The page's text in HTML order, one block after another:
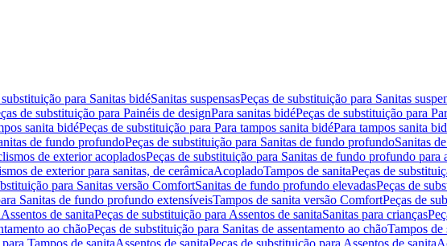
substituição para Sanitas bidéSanitas suspensasPeças de substituição para Sanitas
de substituição para Painéis de designPara sanitas bidéPeças de substituição para
sanita bidéPeças de substituição para Para tampos sanita bidéPara tampos sanita
de fundo profundoPeças de substituição para Sanitas de fundo profundoSanitas
de exterior acopladosPeças de substituição para Sanitas de fundo profundo
de exterior para sanitas, de cerâmicaAcopladoTampos de sanitaPeças de
para Sanitas versão ComfortSanitas de fundo profundo elevadasPeças de
Sanitas de fundo profundo extensíveisTampos de sanita versão ComfortPeças de
Assentos de sanitaPeças de substituição para Assentos de sanitaSanitas para crianças
ao chãoPeças de substituição para Sanitas de assentamento ao chãoTampos de
Tampos de sanitaAssentos de sanitaPeças de substituição para Assentos de sanita